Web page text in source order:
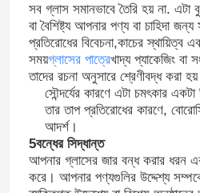
সব গ্লাস সমানভাবে তৈরি হয় না. এটা
বা বৈশিষ্ট্য আপনার পণ্য বা চাহিদা
প্রতিরোধের বিবেচনা,কাচের স্থায়িত্ব
সময়গ্লাসের পাত্রেখাদ্য প্যাকেজিং বা
তাদের রচনা অনুসারে শ্রেণীবদ্ধ করা
সৌন্দর্যের কারণে এটা চমৎকার একটা
তার তাপ প্রতিরোধের কারণে,
আদর্শ।
5বন্ধের সিদ্ধান্ত
আপনার গ্লাসের জার বন্ধ করার ধরন
করে। আপনার পণ্যগুলির উদ্দেশ্য